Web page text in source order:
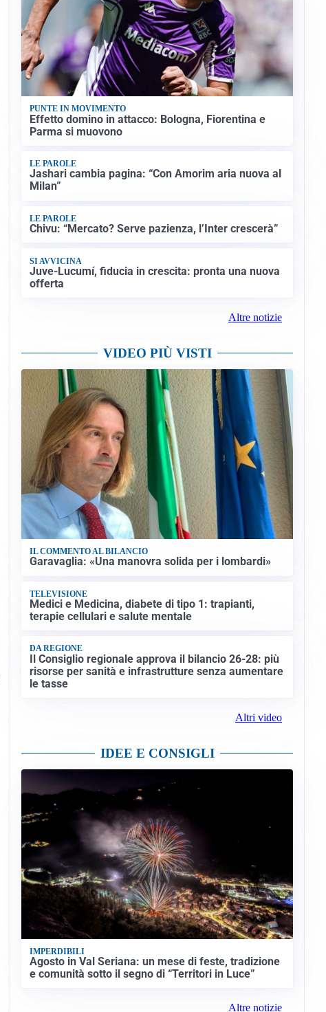
PUNTE IN MOVIMENTO
Effetto domino in attacco: Bologna, Fiorentina e
Parma si muovono
LE PAROLE
Jashari cambia pagina: “Con Amorim aria nuova al
Milan”
LE PAROLE
Chivu: “Mercato? Serve pazienza, l’Inter crescerà”
SI AVVICINA
Juve-Lucumí, fiducia in crescita: pronta una nuova
offerta
Altre notizie
VIDEO PIÙ VISTI
IL COMMENTO AL BILANCIO
Garavaglia: «Una manovra solida per i lombardi»
TELEVISIONE
Medici e Medicina, diabete di tipo 1: trapianti,
terapie cellulari e salute mentale
DA REGIONE
Il Consiglio regionale approva il bilancio 26-28: più
risorse per sanità e infrastrutture senza aumentare
le tasse
Altri video
IDEE E CONSIGLI
IMPERDIBILI
Agosto in Val Seriana: un mese di feste, tradizione
e comunità sotto il segno di “Territori in Luce”
Altre notizie